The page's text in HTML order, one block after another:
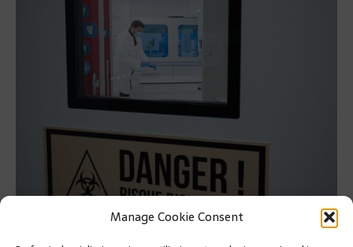
Manage Cookie Consent